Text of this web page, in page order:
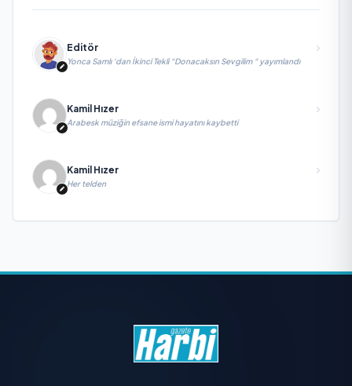
Editör
Yonca Samlı ‘dan İkinci Tekli “Donacaksın Sevgilim “ yayımlandı
Kamil Hızer
Arabesk müziğin efsane ismi hayatını kaybetti
Kamil Hızer
Her telden